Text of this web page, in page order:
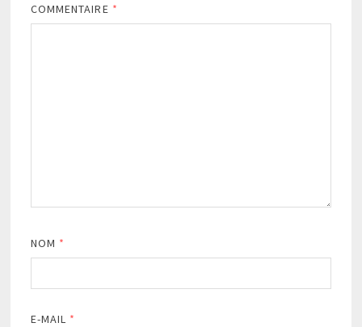
COMMENTAIRE *
NOM *
E-MAIL *